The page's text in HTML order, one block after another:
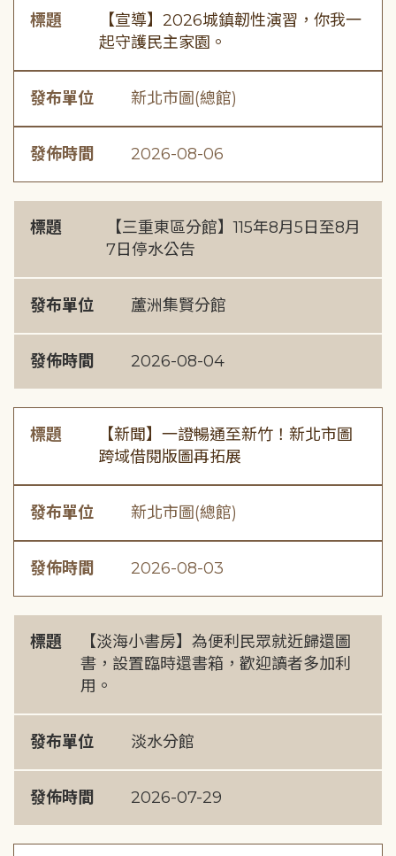
標題
【宣導】2026城鎮韌性演習，你我一
起守護民主家園。
發布單位 新北市圖(總館)
發佈時間 2026-08-06
標題
【三重東區分館】115年8月5日至8月
7日停水公告
發布單位 蘆洲集賢分館
發佈時間 2026-08-04
標題
【新聞】一證暢通至新竹！新北市圖
跨域借閱版圖再拓展
發布單位 新北市圖(總館)
發佈時間 2026-08-03
標題
【淡海小書房】為便利民眾就近歸還圖
書，設置臨時還書箱，歡迎讀者多加利
用。
發布單位 淡水分館
發佈時間 2026-07-29